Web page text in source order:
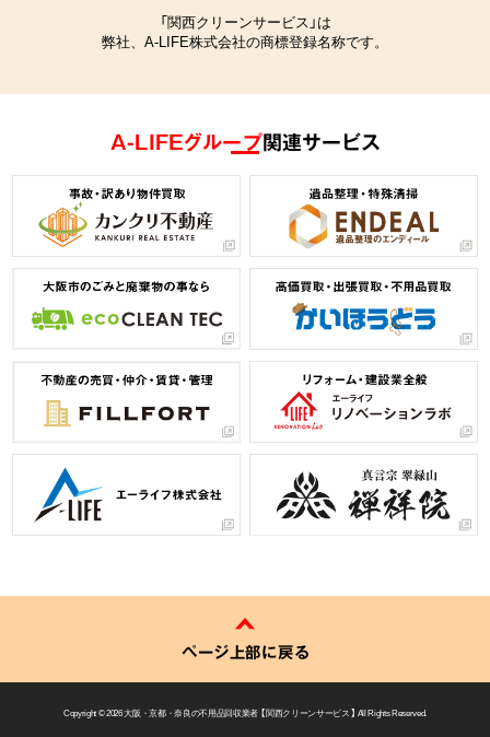
「関西クリーンサービス」は
弊社、A-LIFE株式会社の商標登録名称です。
A-LIFEグループ関連サービス
ページ上部に戻る
Copyright © 2026大阪・京都・奈良の不用品回収業者 【 関西クリーンサービス 】 All Rights Reserved.